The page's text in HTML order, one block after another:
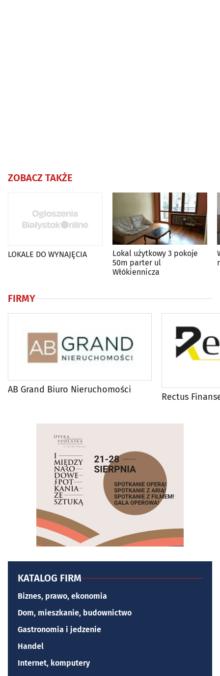
ZOBACZ TAKŻE
LOKALE DO WYNAJĘCIA
Lokal użytkowy 3 pokoje
50m parter ul
Włókiennicza
FIRMY
AB Grand Biuro Nieruchomości
Rectus
KATALOG FIRM
Biznes, prawo, ekonomia
Dom, mieszkanie, budownictwo
Gastronomia i jedzenie
Handel
Internet, komputery